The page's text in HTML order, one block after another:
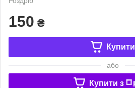
150 ₴
Купити
або
Купити з